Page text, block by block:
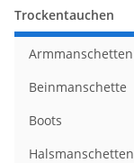
Trockentauchen
Armmanschetten
Beinmanschette
Boots
Halsmanschetten